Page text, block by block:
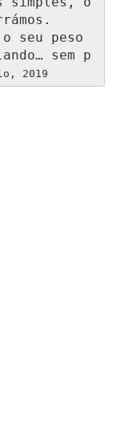
seu peso
sem p
2019